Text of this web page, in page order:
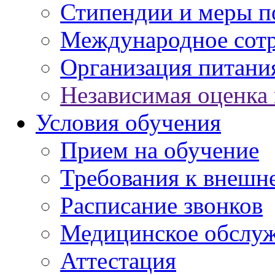
Стипендии и меры
Международное
Организация
Независимая оценка
Условия обучения
Прием на обучение
Требования к
Расписание звонков
Медицинское
Аттестация